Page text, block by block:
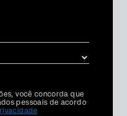
você concorda que
pessoais de acordo